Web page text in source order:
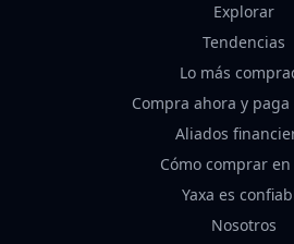
Explorar
Tendencias
Lo más
Compra ahora y
Aliados
Cómo comprar en
Yaxa es
Nosotros